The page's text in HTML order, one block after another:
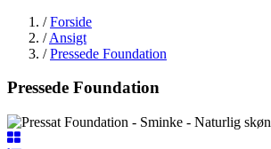
/ Forside
/ Ansigt
/ Pressede Foundation
Pressede Foundation